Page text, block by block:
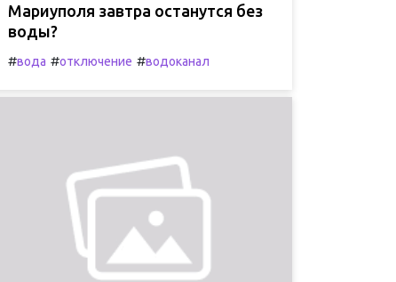
Мариуполя завтра останутся без
воды?
#вода #отключение #водоканал